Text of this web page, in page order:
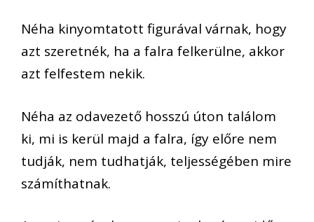
Néha kinyomtatott figurával várnak, hogy
azt szeretnék, ha a falra felkerülne, akkor
azt felfestem nekik.
Néha az odavezető hosszú úton találom
ki, mi is kerül majd a falra, így előre nem
tudják, nem tudhatják, teljességében mire
számíthatnak.